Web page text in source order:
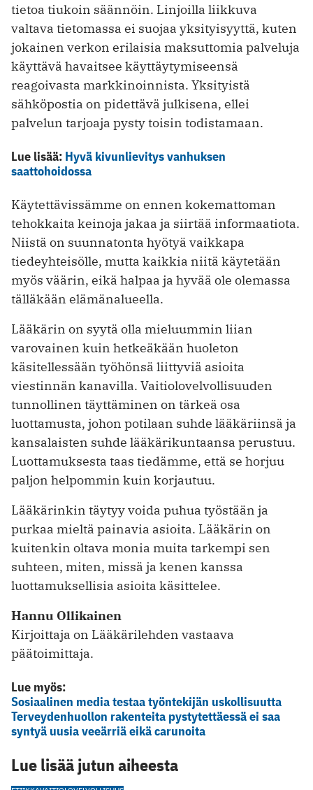
tietoa tiukoin säännöin. Linjoilla liikkuva
valtava tietomassa ei suojaa yksityisyyttä, kuten
jokainen verkon erilaisia maksuttomia palveluja
käyttävä havaitsee käyttäytymiseensä
reagoivasta markkinoinnista. Yksityistä
sähköpostia on pidettävä julkisena, ellei
palvelun tarjoaja pysty toisin todistamaan.
Lue lisää: Hyvä kivunlievitys vanhuksen
saattohoidossa
Käytettävissämme on ennen kokemattoman
tehokkaita keinoja jakaa ja siirtää informaatiota.
Niistä on suunnatonta hyötyä vaikkapa
tiedeyhteisölle, mutta kaikkia niitä käytetään
myös väärin, eikä halpaa ja hyvää ole olemassa
tälläkään elämänalueella.
Lääkärin on syytä olla mieluummin liian
varovainen kuin hetkeäkään huoleton
käsitellessään työhönsä liittyviä asioita
viestinnän kanavilla. Vaitiolovelvollisuuden
tunnollinen täyttäminen on tärkeä osa
luottamusta, johon potilaan suhde lääkäriinsä ja
kansalaisten suhde lääkärikuntaansa perustuu.
Luottamuksesta taas tiedämme, että se horjuu
paljon helpommin kuin korjautuu.
Lääkärinkin täytyy voida puhua työstään ja
purkaa mieltä painavia asioita. Lääkärin on
kuitenkin oltava monia muita tarkempi sen
suhteen, miten, missä ja kenen kanssa
luottamuksellisia asioita käsittelee.
Hannu Ollikainen
Kirjoittaja on Lääkärilehden vastaava
päätoimittaja.
Lue myös:
Sosiaalinen media testaa työntekijän uskollisuutta
Terveydenhuollon rakenteita pystytettäessä ei saa
syntyä uusia veeärriä eikä carunoita
Lue lisää jutun aiheesta